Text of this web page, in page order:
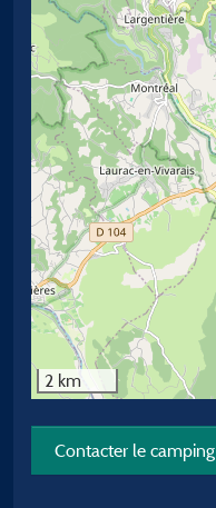
2 km
Contacter le camping